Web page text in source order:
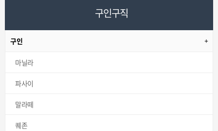
구인구직
구인
마닐라
파사이
말라떼
퀘존